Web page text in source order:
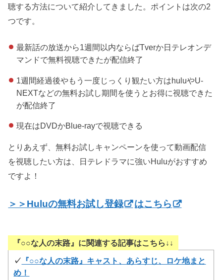
聴する方法について紹介してきました。ポイントは次の2
つです。
最新話の放送から1週間以内ならばTverか日テレオンデ
マンドで無料視聴できたが配信終了
1週間経過後やもう一度じっくり観たい方はhuluやU-
NEXTなどの無料お試し期間を使うとお得に視聴できた
が配信終了
現在はDVDかBlue-rayで視聴できる
とりあえず、無料お試しキャンペーンを使って動画配信
を視聴したい方は、日テレドラマに強いHuluがおすすめ
ですよ！
＞＞Huluの無料お試し登録 はこちら
『○○な人の末路』に関連する記事はこちら↓↓
✓
『○○な人の末路』キャスト、あらすじ、ロケ地まと
め！